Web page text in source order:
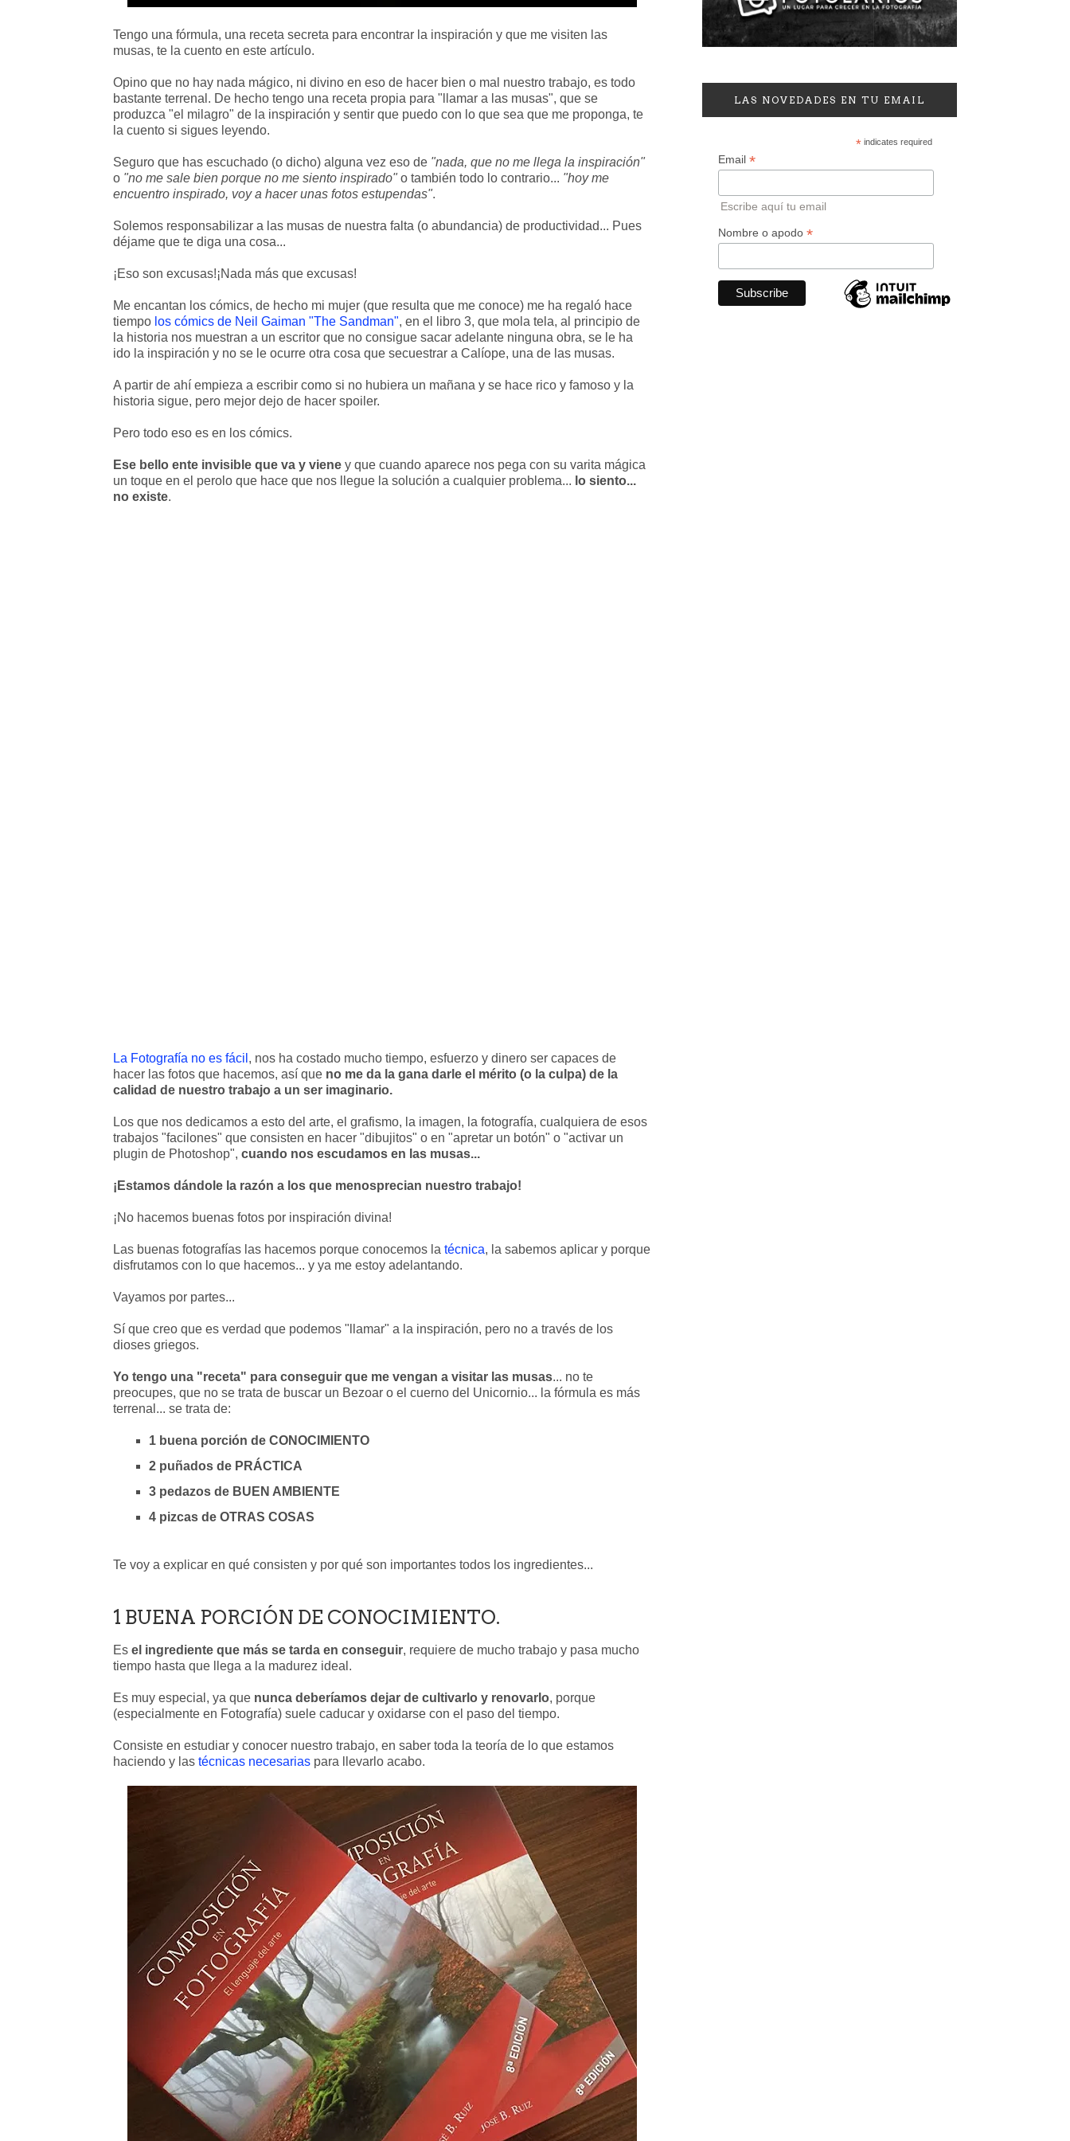
Tengo una fórmula, una receta secreta para encontrar la inspiración y que me visiten las
musas, te la cuento en este artículo.
Opino que no hay nada mágico, ni divino en eso de hacer bien o mal nuestro trabajo, es todo
bastante terrenal. De hecho tengo una receta propia para "llamar a las musas", que se
produzca "el milagro" de la inspiración y sentir que puedo con lo que sea que me proponga, te
la cuento si sigues leyendo.
Seguro que has escuchado (o dicho) alguna vez eso de "nada, que no me llega la inspiración"
o "no me sale bien porque no me siento inspirado"o también todo lo contrario... "hoy me
encuentro inspirado, voy a hacer unas fotos estupendas".
Solemos responsabilizar a las musas de nuestra falta (o abundancia) de productividad... Pues
déjame que te diga una cosa...
¡Eso son excusas!¡Nada más que excusas!
Me encantan los cómics, de hecho mi mujer (que resulta que me conoce) me ha regaló hace
tiempo los cómics de Neil Gaiman "The Sandman", en el libro 3, que mola tela, al principio de
la historia nos muestran a un escritor que no consigue sacar adelante ninguna obra, se le ha
ido la inspiración y no se le ocurre otra cosa que secuestrar a Calíope, una de las musas.
A partir de ahí empieza a escribir como si no hubiera un mañana y se hace rico y famoso y la
historia sigue, pero mejor dejo de hacer spoiler.
Pero todo eso es en los cómics.
Ese bello ente invisible que va y viene y que cuando aparece nos pega con su varita mágica
un toque en el perolo que hace que nos llegue la solución a cualquier problema... lo siento...
no existe.
La Fotografía no es fácil , nos ha costado mucho tiempo, esfuerzo y dinero ser capaces de
hacer las fotos que hacemos, así que no me da la gana darle el mérito (o la culpa) de la
calidad de nuestro trabajo a un ser imaginario.
Los que nos dedicamos a esto del arte, el grafismo, la imagen, la fotografía, cualquiera de esos
trabajos "facilones" que consisten en hacer "dibujitos" o en "apretar un botón" o "activar un
plugin de Photoshop", cuando nos escudamos en las musas...
¡Estamos dándole la razón a los que menosprecian nuestro trabajo!
¡No hacemos buenas fotos por inspiración divina!
Las buenas fotografías las hacemos porque conocemos la técnica, la sabemos aplicar y porque
disfrutamos con lo que hacemos... y ya me estoy adelantando.
Vayamos por partes...
Sí que creo que es verdad que podemos "llamar" a la inspiración, pero no a través de los
dioses griegos.
Yo tengo una "receta" para conseguir que me vengan a visitar las musas... no te
preocupes, que no se trata de buscar un Bezoar o el cuerno del Unicornio... la fórmula es más
terrenal... se trata de:
1 buena porción de CONOCIMIENTO
2 puñados de PRÁCTICA
3 pedazos de BUEN AMBIENTE
4 pizcas de OTRAS COSAS
Te voy a explicar en qué consisten y por qué son importantes todos los ingredientes...
1 BUENA PORCIÓN DE CONOCIMIENTO.
Es el ingrediente que más se tarda en conseguir, requiere de mucho trabajo y pasa mucho
tiempo hasta que llega a la madurez ideal.
Es muy especial, ya que nunca deberíamos dejar de cultivarlo y renovarlo, porque
(especialmente en Fotografía) suele caducar y oxidarse con el paso del tiempo.
Consiste en estudiar y conocer nuestro trabajo, en saber toda la teoría de lo que estamos
haciendo y las técnicas necesarias para llevarlo acabo.
LAS NOVEDADES EN TU EMAIL
*indicates required
Email *
Escribe aquí tu email
Nombre o apodo *